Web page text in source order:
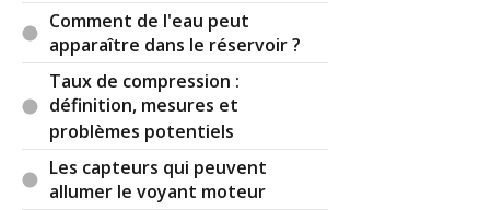
Comment de l'eau peut
apparaître dans le réservoir ?
Taux de compression :
définition, mesures et
problèmes potentiels
Les capteurs qui peuvent
allumer le voyant moteur